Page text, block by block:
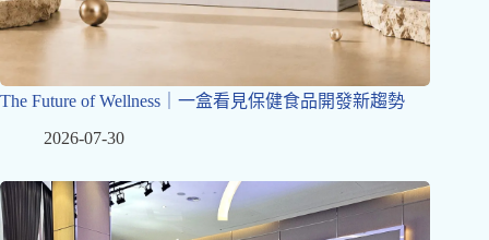
The Future of Wellness｜一盒看見保健食品開發新趨勢
2026-07-30